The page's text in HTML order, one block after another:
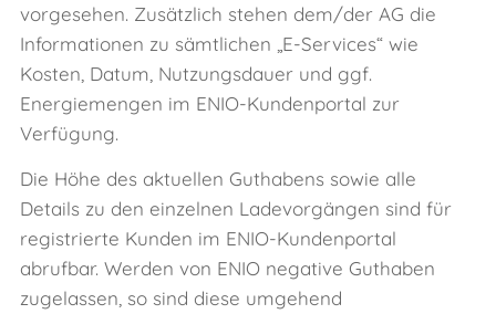
vorgesehen. Zusätzlich stehen dem/der AG die
Informationen zu sämtlichen „E‑Services“ wie
Kosten, Datum, Nutzungsdauer und ggf.
Energiemengen im ENIO-Kundenportal zur
Verfügung.
Die Höhe des aktuellen Guthabens sowie alle
Details zu den einzelnen Ladevorgängen sind für
registrierte Kunden im ENIO-Kundenportal
abrufbar. Werden von ENIO negative Guthaben
zugelassen, so sind diese umgehend